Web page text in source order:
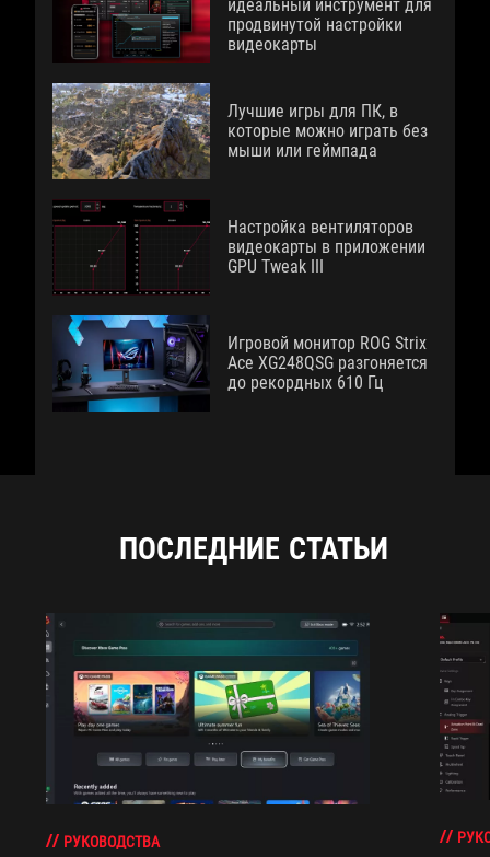
идеальный инструмент для
продвинутой настройки
видеокарты
Лучшие игры для ПК, в
которые можно играть без
мыши или геймпада
Настройка вентиляторов
видеокарты в приложении
GPU Tweak III
Игровой монитор ROG Strix
Ace XG248QSG разгоняется
до рекордных 610 Гц
ПОСЛЕДНИЕ СТАТЬИ
РУКОВОДСТВА